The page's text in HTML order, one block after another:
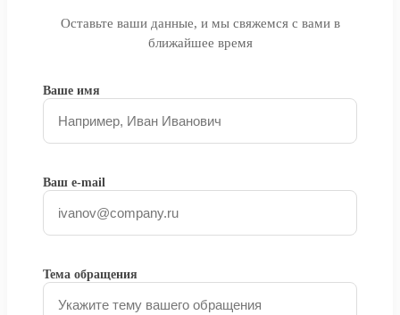
Оставьте ваши данные, и мы свяжемся с вами в
ближайшее время
Ваше имя
Ваш e-mail
Тема обращения